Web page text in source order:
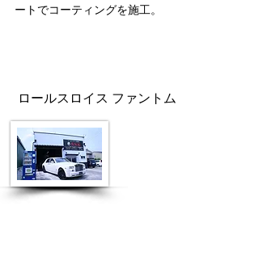
ートでコーティングを施工。
ロールスロイス ファントム